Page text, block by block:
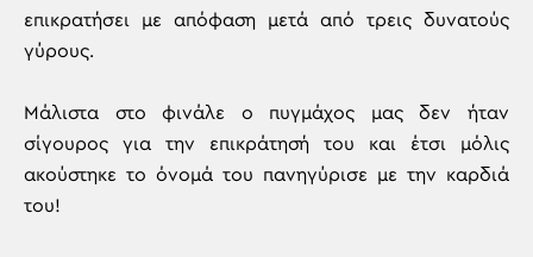
επικρατήσει με απόφαση μετά από τρεις δυνατούς
γύρους.
Μάλιστα στο φινάλε ο πυγμάχος μας δεν ήταν
σίγουρος για την επικράτησή του και έτσι μόλις
ακούστηκε το όνομά του πανηγύρισε με την καρδιά
του!